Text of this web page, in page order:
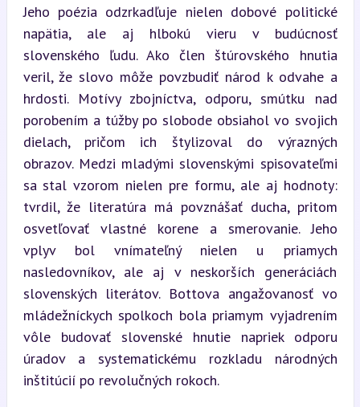
Jeho poézia odzrkadľuje nielen dobové politické
napätia, ale aj hlbokú vieru v budúcnosť
slovenského ľudu. Ako člen štúrovského hnutia
veril, že slovo môže povzbudiť národ k odvahe a
hrdosti. Motívy zbojníctva, odporu, smútku nad
porobením a túžby po slobode obsiahol vo svojich
dielach, pričom ich štylizoval do výrazných
obrazov. Medzi mladými slovenskými spisovateľmi
sa stal vzorom nielen pre formu, ale aj hodnoty:
tvrdil, že literatúra má povznášať ducha, pritom
osvetľovať vlastné korene a smerovanie. Jeho
vplyv bol vnímateľný nielen u priamych
nasledovníkov, ale aj v neskorších generáciách
slovenských literátov. Bottova angažovanosť vo
mládežníckych spolkoch bola priamym vyjadrením
vôle budovať slovenské hnutie napriek odporu
úradov a systematickému rozkladu národných
inštitúcií po revolučných rokoch.